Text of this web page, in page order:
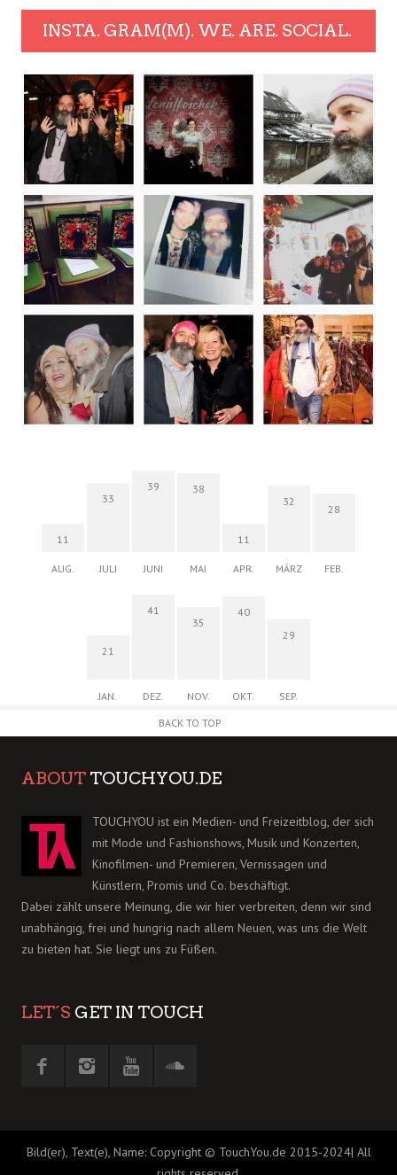
INSTA. GRAM(M). WE. ARE. SOCIAL.
11
AUG.
33
JULI
39
JUNI
38
MAI
11
APR.
32
MÄRZ
28
FEB.
21
JAN.
41
DEZ.
35
NOV.
40
OKT.
29
SEP.
BACK TO TOP
ABOUT TOUCHYOU.DE
TOUCHYOU ist ein Medien- und Freizeitblog, der sich
mit Mode und Fashionshows, Musik und Konzerten,
Kinofilmen- und Premieren, Vernissagen und
Künstlern, Promis und Co. beschäftigt.
Dabei zählt unsere Meinung, die wir hier verbreiten, denn wir sind
unabhängig, frei und hungrig nach allem Neuen, was uns die Welt
zu bieten hat. Sie liegt uns zu Füßen.
LET´S GET IN TOUCH
Bild(er), Text(e), Name: Copyright © TouchYou.de 2015-2024| All